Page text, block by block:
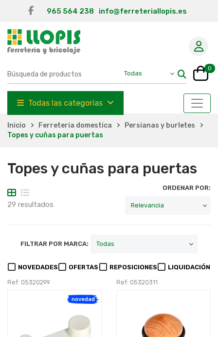
965 564 238 info@ferreteriallopis.es
0
Todas las categorías
Inicio Ferreteria domestica
Persianas y burletes
Topes y cuñas para puertas
Topes y cuñas para puertas
29 resultados
ORDENAR POR:
FILTRAR POR MARCA:
NOVEDADES OFERTAS REPOSICIONES LIQUIDACIÓN
Ref: 05320299
novedad
Ref: 05320311